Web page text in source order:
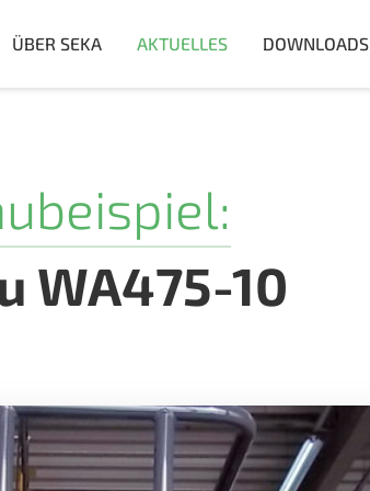
ÜBER SEKA AKTUELLES DOWNLOADS
WA475-10